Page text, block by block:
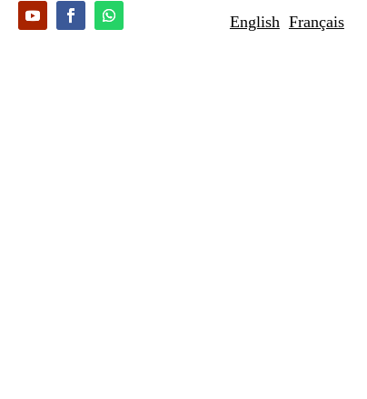
English Français